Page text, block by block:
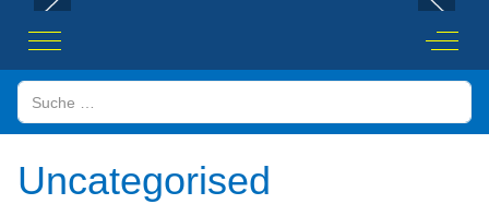
Mobile Menu Toggle Off-
Suchen
Uncategorised